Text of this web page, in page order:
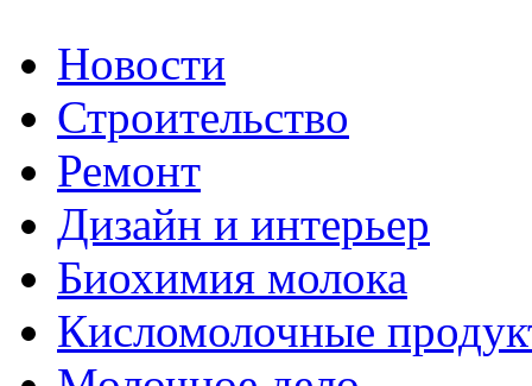
Новости
Строительство
Ремонт
Дизайн и интерьер
Биохимия молока
Кисломолочные